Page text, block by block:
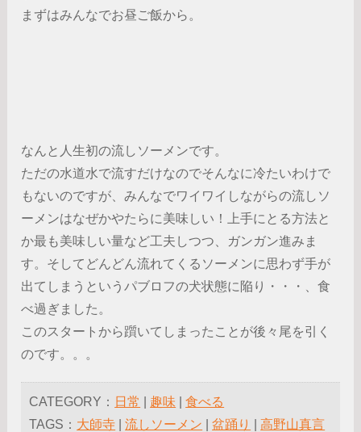
まずはみんなでお昼ご飯から。
なんと人生初の流しソーメンです。
ただの水道水で流すだけなのでそんなに冷たいわけで
もないのですが、みんなでワイワイしながらの流しソ
ーメンはなぜかやたらに美味しい！上手にとる方法と
か最も美味しい量など工夫しつつ、ガンガン進みま
す。そしてどんどん流れてくるソーメンに思わず手が
出てしまうというパブロフの犬状態に陥り・・・、食
べ過ぎました。
このスタートから躓いてしまったことが後々尾を引く
のです。。。
CATEGORY： 日常 趣味 |食べる
TAGS： 大師寺 |流しソーメン |盆踊り |高野山真言